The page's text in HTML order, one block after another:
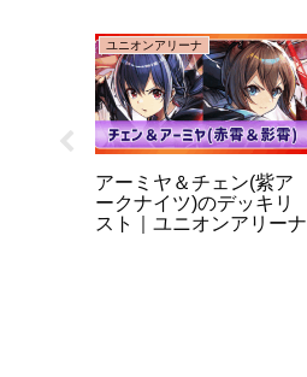
ユニオンアリーナ
アーミヤ＆チェン(紫ア
ークナイツ)のデッキリ
スト｜ユニオンアリーナ